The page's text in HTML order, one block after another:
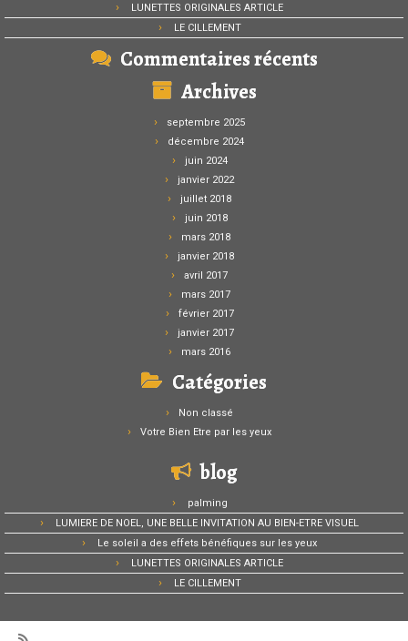
LUNETTES ORIGINALES ARTICLE
LE CILLEMENT
Commentaires récents
Archives
septembre 2025
décembre 2024
juin 2024
janvier 2022
juillet 2018
juin 2018
mars 2018
janvier 2018
avril 2017
mars 2017
février 2017
janvier 2017
mars 2016
Catégories
Non classé
Votre Bien Etre par les yeux
blog
palming
LUMIERE DE NOEL, UNE BELLE INVITATION AU BIEN-ETRE VISUEL
Le soleil a des effets bénéfiques sur les yeux
LUNETTES ORIGINALES ARTICLE
LE CILLEMENT